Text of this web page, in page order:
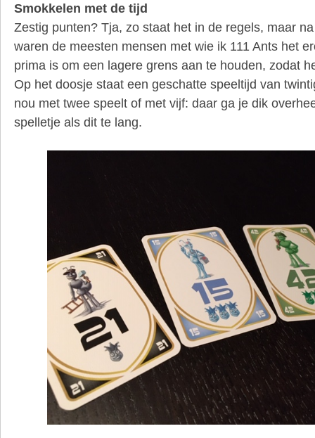
Smokkelen met de tijd
Zestig punten? Tja, zo staat het in de regels, maar
waren de meesten mensen met wie ik 111 Ants het
prima is om een lagere grens aan te houden, zodat
Op het doosje staat een geschatte speeltijd van
nou met twee speelt of met vijf: daar ga je dik
spelletje als dit te lang.